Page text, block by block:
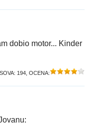
dobio motor... Kinder
194 , OCENA: